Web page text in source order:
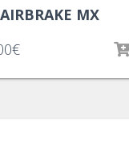
AIRBRAKE MX
€